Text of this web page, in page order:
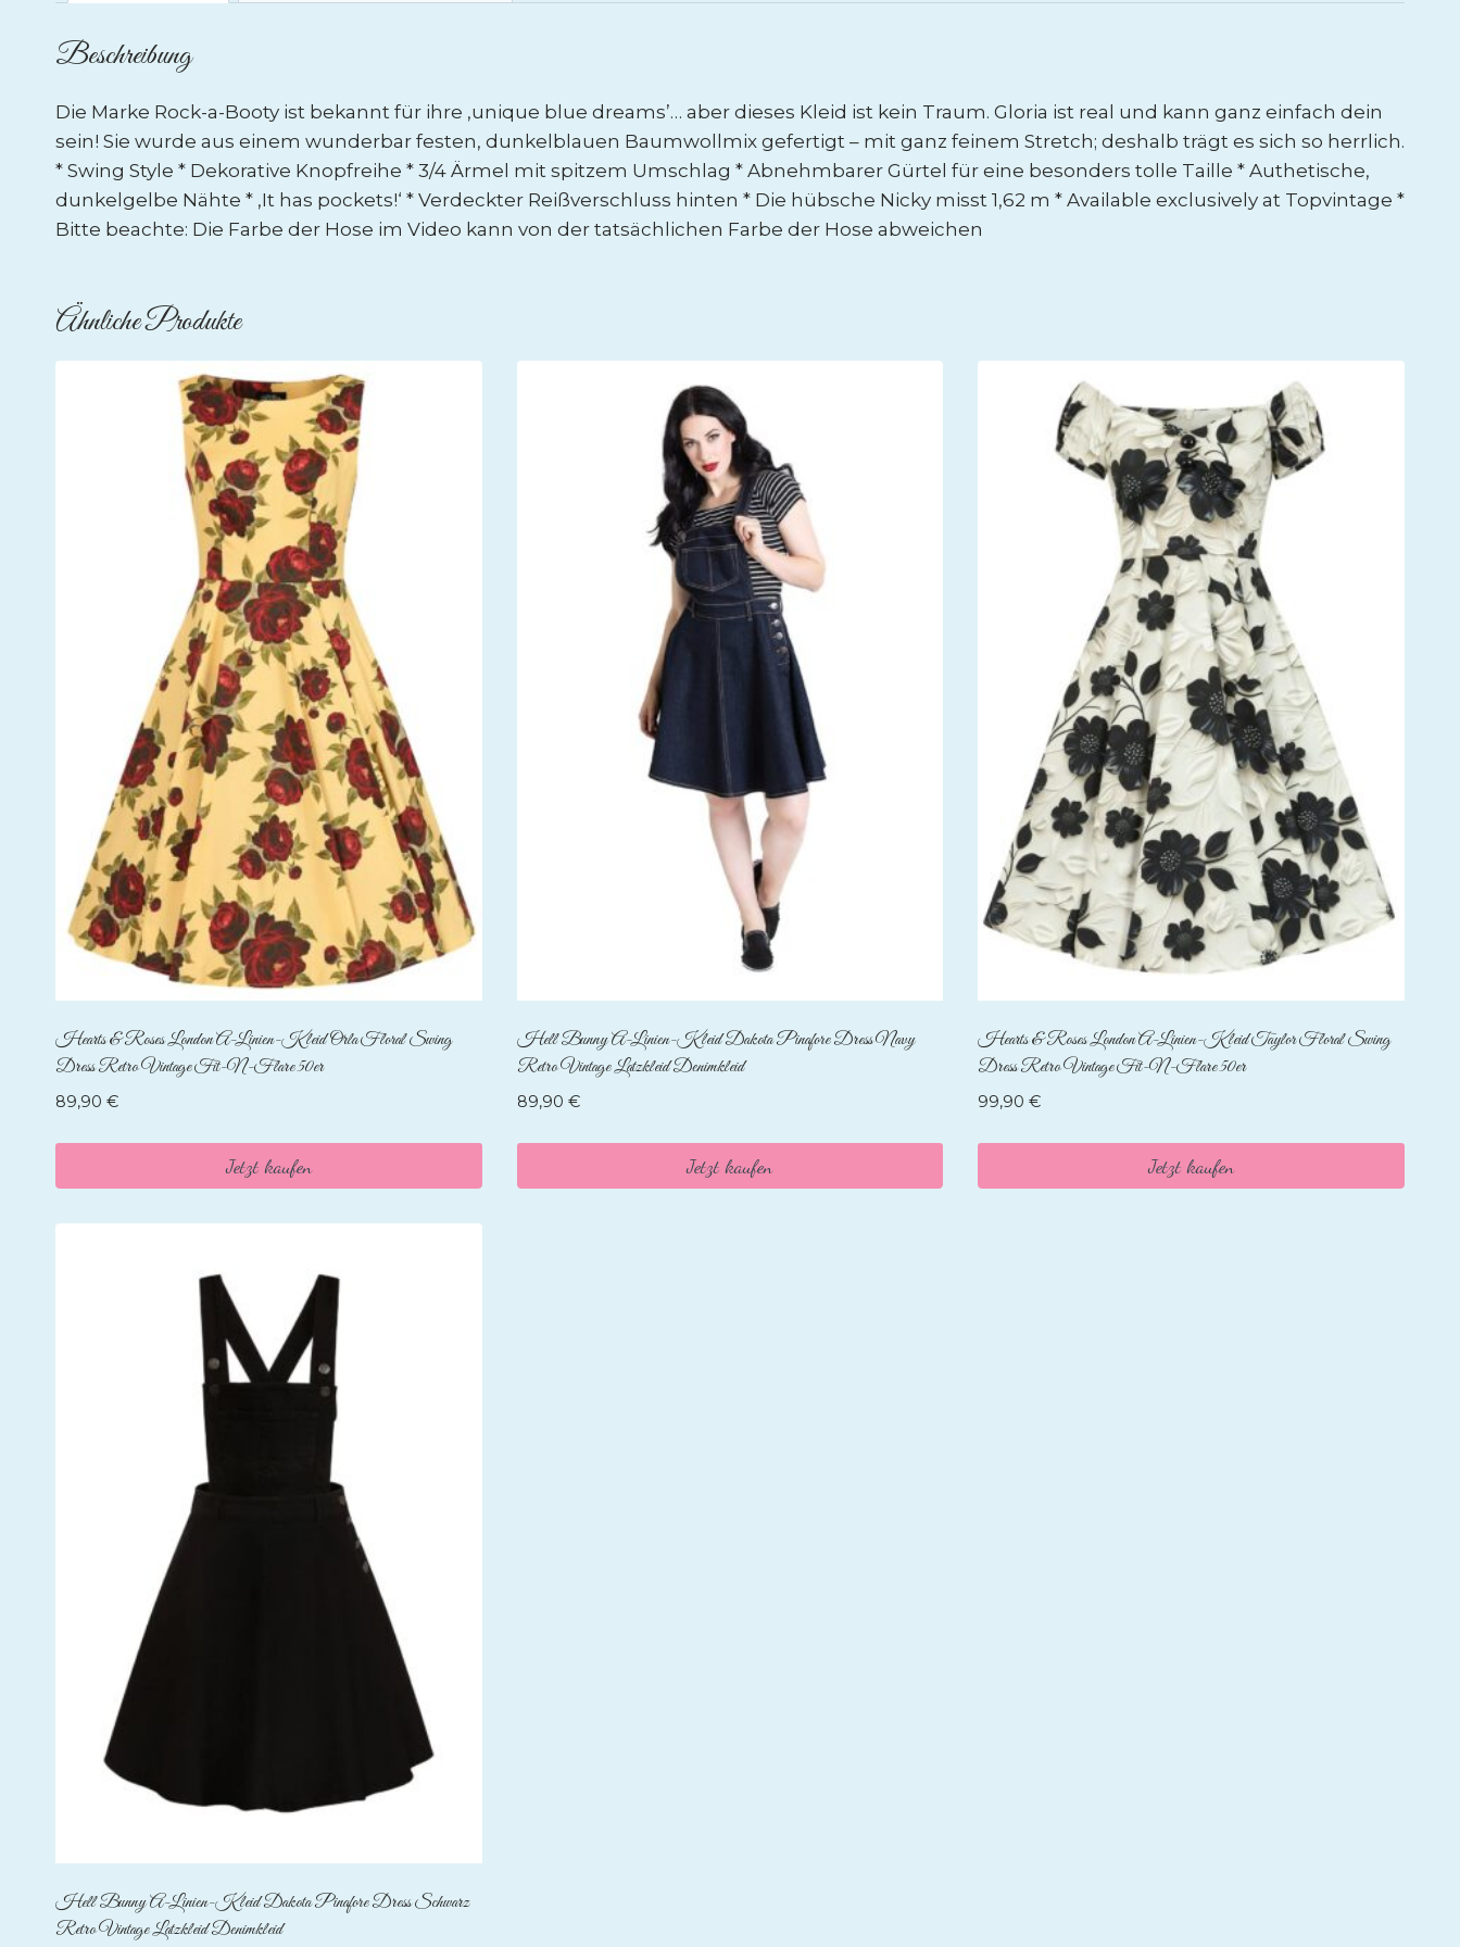
Beschreibung
Die Marke Rock-a-Booty ist bekannt für ihre ‚unique blue dreams’… aber dieses Kleid ist kein Traum. Gloria ist real und kann ganz einfach dein
sein! Sie wurde aus einem wunderbar festen, dunkelblauen Baumwollmix gefertigt – mit ganz feinem Stretch; deshalb trägt es sich so herrlich.
* Swing Style * Dekorative Knopfreihe * 3/4 Ärmel mit spitzem Umschlag * Abnehmbarer Gürtel für eine besonders tolle Taille * Authetische,
dunkelgelbe Nähte * ‚It has pockets!‘ * Verdeckter Reißverschluss hinten * Die hübsche Nicky misst 1,62 m * Available exclusively at Topvintage *
Bitte beachte: Die Farbe der Hose im Video kann von der tatsächlichen Farbe der Hose abweichen
Ähnliche Produkte
Hearts & Roses London A-Linien-Kleid Orla Floral Swing
Dress Retro Vintage Fit-N-Flare 50er
89,90 €
Jetzt kaufen
Hell Bunny A-Linien-Kleid Dakota Pinafore Dress Navy
Retro Vintage Latzkleid Denimkleid
89,90 €
Jetzt kaufen
Hearts & Roses London A-Linien-Kleid Taylor Floral Swing
Dress Retro Vintage Fit-N-Flare 50er
99,90€
Jetzt kaufen
Hell Bunny A-Linien-Kleid Dakota Pinafore Dress Schwarz
Retro Vintage Latzkleid Denimkleid